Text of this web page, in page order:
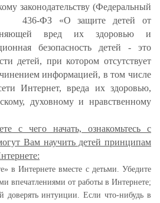
законодательству (Федеральный
436-ФЗ «О защите детей от
вред их здоровью и
безопасность детей - это
детей, при котором отсутствует
информацией, в том числе
Интернет, вреда их здоровью,
духовному и нравственному
с чего начать, ознакомьтесь с
Вам научить детей принципам
в Интернете вместе с детьми. Убедите
впечатлениями от работы в Интернете;
доверять интуиции. Если что-нибудь в